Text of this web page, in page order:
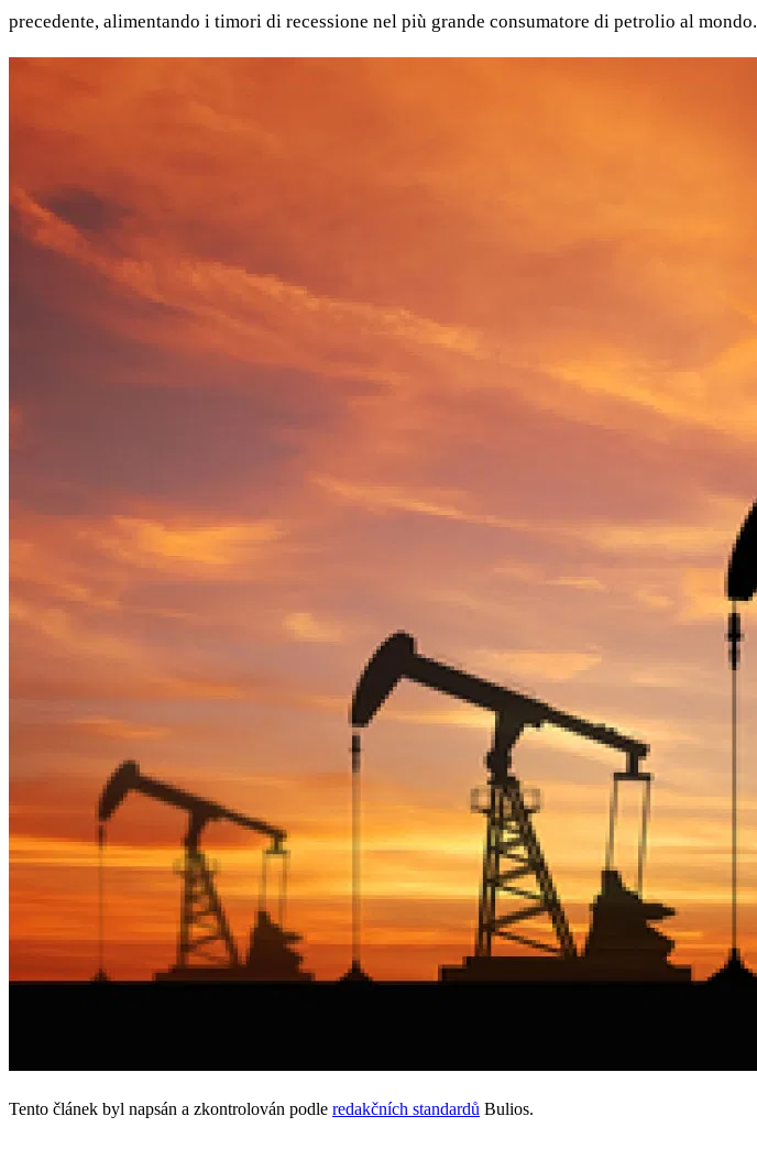
precedente, alimentando i timori di recessione nel più grande consumatore di petrolio al mondo.
Tento článek byl napsán a zkontrolován podle redakčních standardů Bulios.